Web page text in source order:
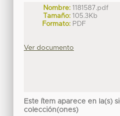
Nombre: 1181587.pdf
Tamaño: 105.3Kb
Formato: PDF
Ver documento
Este ítem aparece en la(s)
colección(ones)